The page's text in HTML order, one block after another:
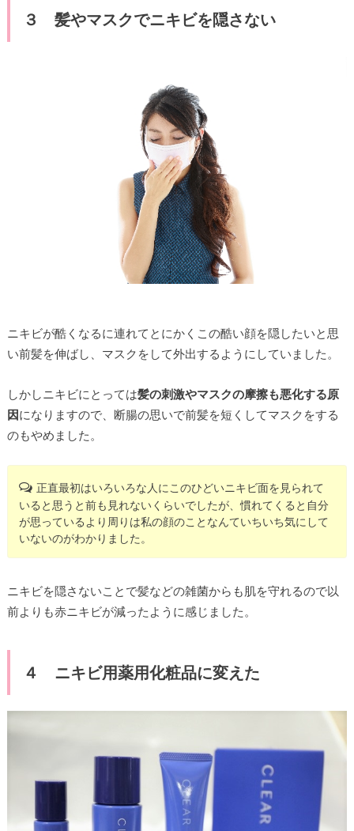
３ 髪やマスクでニキビを隠さない
ニキビが酷くなるに連れてとにかくこの酷い顔を隠したいと思
い前髪を伸ばし、マスクをして外出するようにしていました。
しかしニキビにとっては髪の刺激やマスクの摩擦も悪化する原
因になりますので、断腸の思いで前髪を短くしてマスクをする
のもやめました。
正直最初はいろいろな人にこのひどいニキビ面を見られて
いると思うと前も見れないくらいでしたが、慣れてくると自分
が思っているより周りは私の顔のことなんていちいち気にして
いないのがわかりました。
ニキビを隠さないことで髪などの雑菌からも肌を守れるので以
前よりも赤ニキビが減ったように感じました。
４ ニキビ用薬用化粧品に変えた